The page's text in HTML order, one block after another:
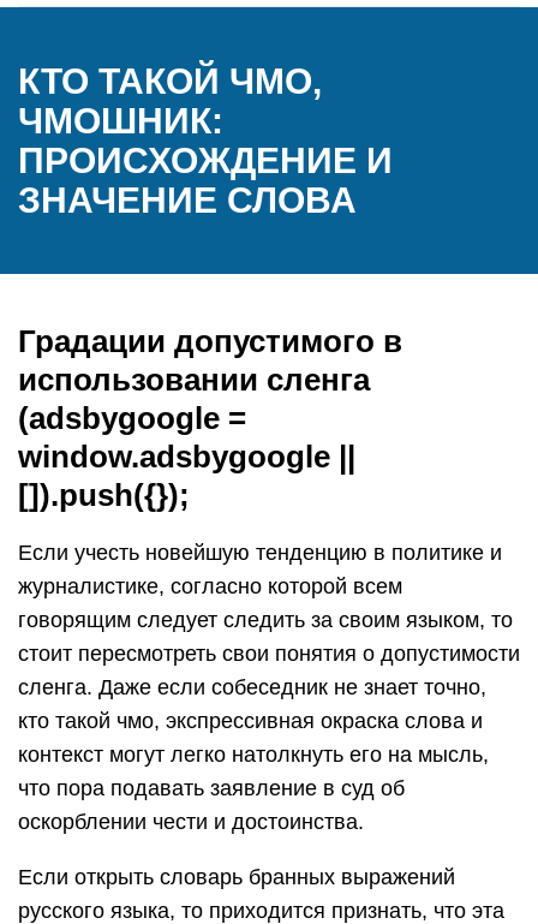
КТО ТАКОЙ ЧМО,
ЧМОШНИК:
ПРОИСХОЖДЕНИЕ И
ЗНАЧЕНИЕ СЛОВА
Градации допустимого в
использовании сленга
(adsbygoogle =
window.adsbygoogle ||
[]).push({});
Если учесть новейшую тенденцию в политике и
журналистике, согласно которой всем
говорящим следует следить за своим языком, то
стоит пересмотреть свои понятия о допустимости
сленга. Даже если собеседник не знает точно,
кто такой чмо, экспрессивная окраска слова и
контекст могут легко натолкнуть его на мысль,
что пора подавать заявление в суд об
оскорблении чести и достоинства.
Если открыть словарь бранных выражений
русского языка, то приходится признать, что эта